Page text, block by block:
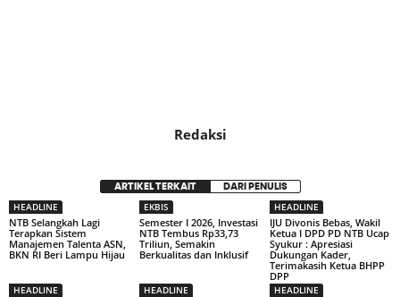
Redaksi
ARTIKEL TERKAIT DARI PENULIS
HEADLINE
NTB Selangkah Lagi
Terapkan Sistem
Manajemen Talenta ASN,
BKN RI Beri Lampu Hijau
EKBIS
Semester I 2026, Investasi
NTB Tembus Rp33,73
Triliun, Semakin
Berkualitas dan Inklusif
HEADLINE
IJU Divonis Bebas, Wakil
Ketua I DPD PD NTB Ucap
Syukur : Apresiasi
Dukungan Kader,
Terimakasih Ketua BHPP
DPP
HEADLINE HEADLINE HEADLINE